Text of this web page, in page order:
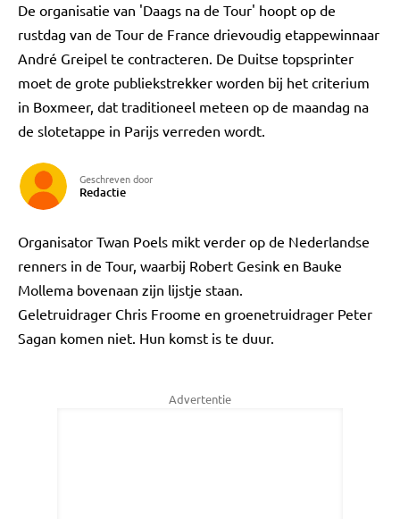
De organisatie van 'Daags na de Tour' hoopt op de
rustdag van de Tour de France drievoudig etappewinnaar
André Greipel te contracteren. De Duitse topsprinter
moet de grote publiekstrekker worden bij het criterium
in Boxmeer, dat traditioneel meteen op de maandag na
de slotetappe in Parijs verreden wordt.
Geschreven door
Redactie
Organisator Twan Poels mikt verder op de Nederlandse
renners in de Tour, waarbij Robert Gesink en Bauke
Mollema bovenaan zijn lijstje staan.
Geletruidrager Chris Froome en groenetruidrager Peter
Sagan komen niet. Hun komst is te duur.
Advertentie